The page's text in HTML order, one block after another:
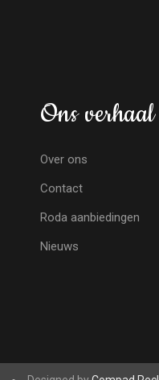
Ons verhaal
Over ons
Contact
Roda aanbiedingen
Nieuws